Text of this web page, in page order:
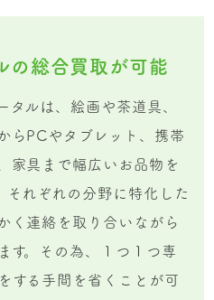
の総合買取が可能
タルは、絵画や茶道具、
らPCやタブレット、携帯
家具まで幅広いお品物を
それぞれの分野に特化した
く連絡を取り合いながら
す。その為、１つ１つ専
する手間を省くことが可